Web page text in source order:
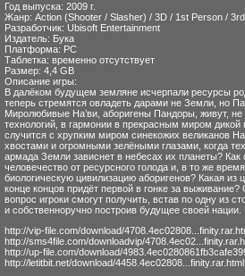
Год выпуска: 2009 г.
Жанр: Action (Shooter / Slasher) / 3D / 1st Person /
Разработчик: Ubisoft Entertainment
Издатель: Бука
Платформа: PC
Таблетка: временно отсутствует
Размер: 4,4 GB
Описание игры:
В далёком будущем земляне исчерпали ресурсы
теперь стремятся овладеть дарами не Земли, но
Миролюбивые На’ви, аборигены Пандоры, живут, не
технологий, в гармонии в прекрасным миром дикой
случится с хрупким миром синекожих великанов
хвостами и огромными зелёными глазами, когда
армада Земли зависнет в небесах их планеты? Как
человечество от ресурсного голода и, в то же
биологическую цивилизацию аборигенов? Какая из
конце концов придёт первой в гонке за выживание?
вопрос игроки смогут получить, встав по одну из
и собственноручно построив будущее своей нации.
http://vip-file.com/download/
http://sms4file.com/downloadvip/
http://up-file.com/download/
http://letitbit.net/download/4458.4ec02808...finity.rar.html